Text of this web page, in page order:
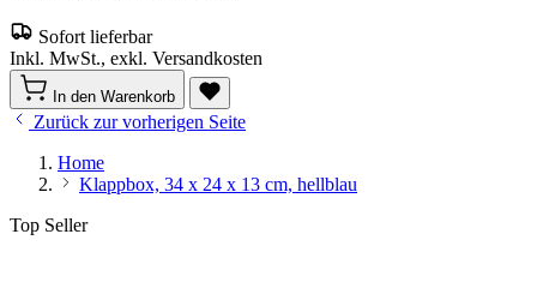
Sofort lieferbar
Inkl. MwSt., exkl. Versandkosten
In den Warenkorb
Zurück zur vorherigen Seite
Home
Klappbox, 34 x 24 x 13 cm, hellblau
Top Seller